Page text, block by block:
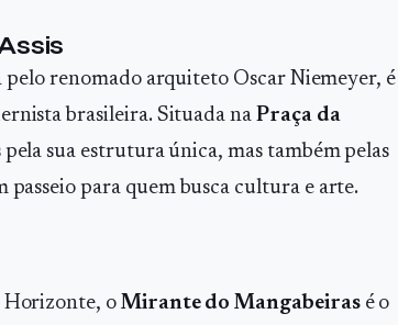
pelo renomado arquiteto Oscar Niemeyer, é
brasileira. Situada na Praça da
sua estrutura única, mas também pelas
para quem busca cultura e arte.
Horizonte, o Mirante do Mangabeirasé o